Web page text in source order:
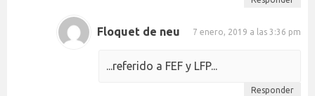
Floquet de neu 7 enero, 2019 a las 3:36 pm
...referido a FEF y LFP...
Responder